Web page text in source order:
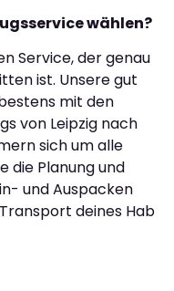
wählen?
Service, der genau
ist. Unsere gut
mit den
von Leipzig nach
sich um alle
die Planung und
und Auspacken
deines Hab